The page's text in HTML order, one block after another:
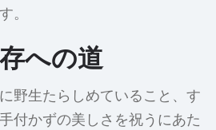
。
への道
野生たらしめていること、す
付かずの美しさを祝うにあた